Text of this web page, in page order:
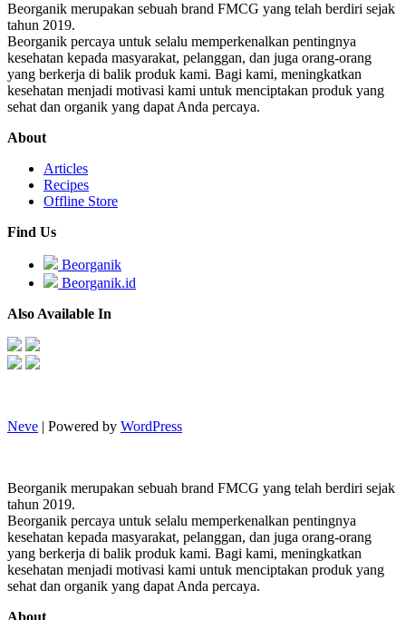
Beorganik merupakan sebuah brand FMCG yang telah berdiri sejak
tahun 2019.
Beorganik percaya untuk selalu memperkenalkan pentingnya
kesehatan kepada masyarakat, pelanggan, dan juga orang-orang
yang berkerja di balik produk kami. Bagi kami, meningkatkan
kesehatan menjadi motivasi kami untuk menciptakan produk yang
sehat dan organik yang dapat Anda percaya.
About
Articles
Recipes
Offline Store
Find Us
Beorganik
Beorganik.id
Also Available In
Neve | Powered by WordPress
Beorganik merupakan sebuah brand FMCG yang telah berdiri sejak
tahun 2019.
Beorganik percaya untuk selalu memperkenalkan pentingnya
kesehatan kepada masyarakat, pelanggan, dan juga orang-orang
yang berkerja di balik produk kami. Bagi kami, meningkatkan
kesehatan menjadi motivasi kami untuk menciptakan produk yang
sehat dan organik yang dapat Anda percaya.